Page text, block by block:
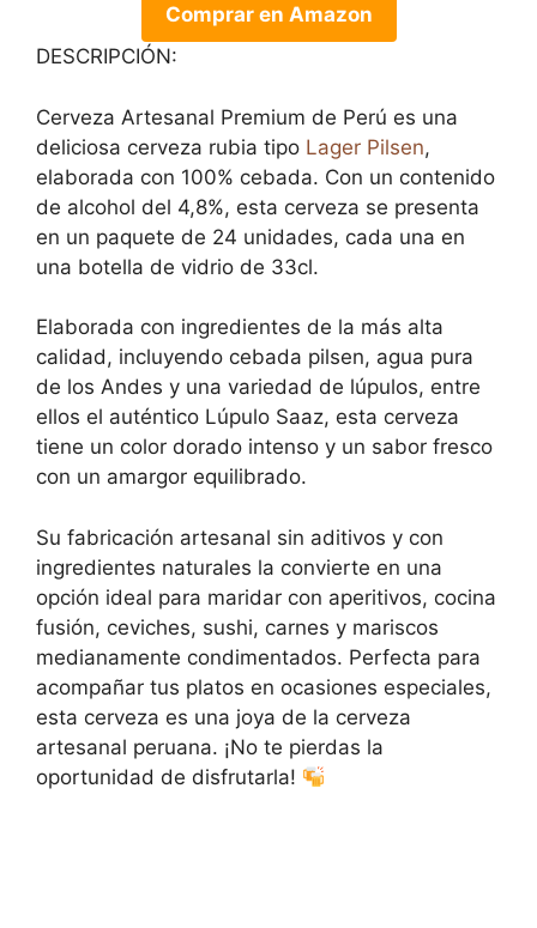
Comprar en Amazon
DESCRIPCIÓN:
Cerveza Artesanal Premium de Perú es una
deliciosa cerveza rubia tipo Lager Pilsen,
elaborada con 100% cebada. Con un contenido
de alcohol del 4,8%, esta cerveza se presenta
en un paquete de 24 unidades, cada una en
una botella de vidrio de 33cl.
Elaborada con ingredientes de la más alta
calidad, incluyendo cebada pilsen, agua pura
de los Andes y una variedad de lúpulos, entre
ellos el auténtico Lúpulo Saaz, esta cerveza
tiene un color dorado intenso y un sabor fresco
con un amargor equilibrado.
Su fabricación artesanal sin aditivos y con
ingredientes naturales la convierte en una
opción ideal para maridar con aperitivos, cocina
fusión, ceviches, sushi, carnes y mariscos
medianamente condimentados. Perfecta para
acompañar tus platos en ocasiones especiales,
esta cerveza es una joya de la cerveza
artesanal peruana. ¡No te pierdas la
oportunidad de disfrutarla!